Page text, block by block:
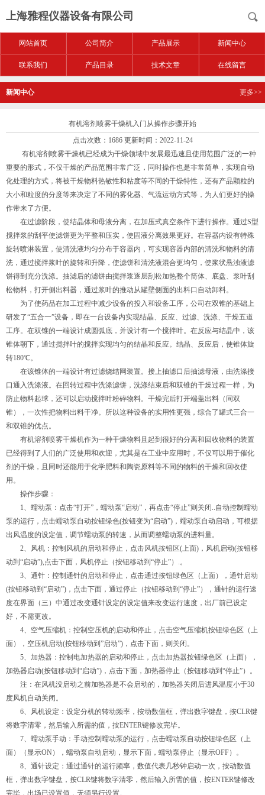
上海雅程仪器设备有限公司
网站首页 公司简介 产品展示 新闻中心
联系我们 产品目录 技术文章 在线留言
新闻中心 更多>>
有机溶剂喷雾干燥机入门从操作步骤开始
点击次数：1686 更新时间：2022-11-24
有机溶剂喷雾干燥机已经成为干燥领域中发展最迅速且使用范围广泛的一种
重要的形式，不仅干燥的产品范围非常广泛，同时操作也是非常简单，实现自动
化处理的方式，将被干燥物料热敏性和粘度等不同的干燥特性，还有产品颗粒的
大小和粒度的分度等来决定了不同的雾化器、气流运动方式等，为人们更好的操
作带来了方便。
在过滤阶段，使结晶体和母液分离，在加压式真空条件下进行操作。通过S型
搅拌浆的刮平使滤饼更为平整和压实，使固液分离效果更好。在容器内设有特殊
旋转喷淋装置，使清洗液均匀分布于容器内，可实现容器内部的清洗和物料的清
洗，通过搅拌浆叶的旋转和升降，使滤饼和清洗液混合更均匀，使浆状悬浊液滤
饼得到充分洗涤。抽滤后的滤饼由搅拌浆逐层刮松加热整个筒体、底盘、浆叶刮
松物料，打开侧出料器，通过浆叶的推动从罐壁侧面的出料口自动卸料。
为了使药品在加工过程中减少设备的投入和设备工序，公司在双锥的基础上
研发了“五合一”设备，即在一台设备内实现结晶、反应、过滤、洗涤、干燥五道
工序。在双锥的一端设计成圆弧底，并设计有一个搅拌叶。在反应与结晶中，该
锥体朝下，通过搅拌叶的搅拌实现均匀的结晶和反应。结晶、反应后，使锥体旋
转180℃。
在该锥体的一端设计有过滤烧结网装置。接上抽滤口后抽滤母液，由洗涤接
口通入洗涤液。在回转过程中洗涤滤饼，洗涤结束后和双锥的干燥过程一样，为
防止物料起球，还可以启动搅拌叶粉碎物料。干燥完后打开端盖出料（同双
锥），一次性把物料出料干净。所以这种设备的实用性更强，综合了罐式三合一
和双锥的优点。
有机溶剂喷雾干燥机作为一种干燥物料且起到很好的分离和回收物料的装置
已经得到了人们的广泛使用和欢迎，尤其是在工业中应用时，不仅可以用于催化
剂的干燥，且同时还能用于化学肥料和陶瓷原料等不同的物料的干燥和回收使
用。
操作步骤：
1、蠕动泵：点击“打开”，蠕动泵“启动”，再点击“停止”则关闭..自动控制蠕动
泵的运行，点击蠕动泵自动按钮绿色(按钮变为“启动”)，蠕动泵自动启动，可根据
出风温度的设定值，调节蠕动泵的转速，从而调整蠕动泵的进料量。
2、风机：控制风机的启动和停止，点击风机按钮区(上面)，风机启动(按钮移
动到“启动”),点击下面，风机停止（按钮移动到“停止”）.。
3、通针：控制通针的启动和停止，点击通过按钮绿色区（上面），通针启动
(按钮移动到“启动”)，点击下面，通过停止（按钮移动到“停止”），通针的运行速
度在界面（三）中通过改变通针设定的设定值来改变运行速度，出厂前已设定
好，不需更改。
4、空气压缩机：控制空压机的启动和停止，点击空气压缩机按钮绿色区（上
面），空压机启动(按钮移动到”启动”)，点击下面，则关闭。
5、加热器：控制电加热器的启动和停止，点击加热器按钮绿色区（上面），
加热器启动(按钮移动到“启动”)，点击下面，加热器停止（按钮移动到“停止”）。
注：在风机没启动之前加热器是不会启动的，加热器关闭后进风温度小于30
度风机自动关闭。
6、风机设定：设定分机的转动频率，按动数值框，弹出数字键盘，按CLR键
将数字清零，然后输入所需的值，按ENTER键修改完毕。
7、蠕动泵手动：手动控制蠕动泵的运行，点击蠕动泵自动按钮绿色区（上
面）（显示ON），蠕动泵自动启动，显示下面，蠕动泵停止（显示OFF）。
8、通针设定：通过通针的运行频率，数值代表几秒钟启动一次，按动数值
框，弹出数字键盘，按CLR键将数字清零，然后输入所需的值，按ENTER键修改
完毕，出场已设置值，无须另行设置。